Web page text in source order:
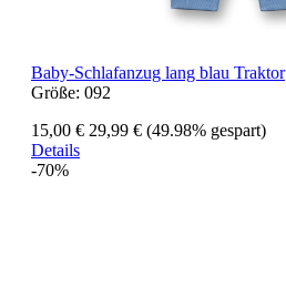
Baby-Schlafanzug lang blau Traktor
Größe: 092
15,00 € 29,99 € (49.98% gespart)
Details
-70%